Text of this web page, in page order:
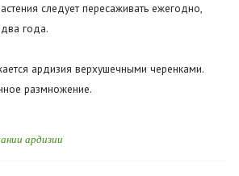
следует пересаживать ежегодно,
года.
ардизия верхушечными черенками.
размножение.
ардизии